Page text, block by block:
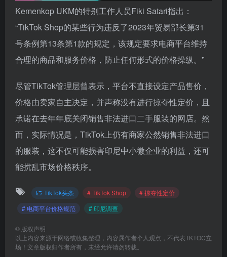
Kemenkop UKM的特别工作人员Fiki Satari指出：
“TikTok Shop的某些行为违反了2023年贸易部长第31
号条例第13条第1款的规定，该规定要求电商平台维持
合理的商品和服务价格，防止任何形式的价格操纵。”
尽管TikTok管理层曾表示，平台不直接设定产品售价，
价格由卖家自主决定，并声称没有进行掠夺性定价，且
承诺在去年年底关闭销售非法进口二手服装的网店。然
而，实际情况是，TikTok上仍有商家公然销售非法进口
的服装，这不仅可能损害印尼中小微企业的利益，还可
能扰乱市场价格秩序。
TikTok头条 # TikTok Shop
# 掠夺性定价
# 电商平台价格规范
# 印尼调查
© 版权声明
以上内容来源于网络或收集整理，内容属作者个人观点，不代表TKTOC立
场！文章版权归作者所有，未经允许请勿转载。